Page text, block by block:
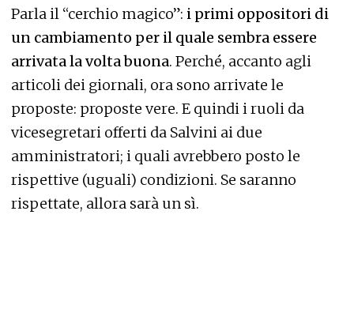
Parla il “cerchio magico”: i primi oppositori di
un cambiamento per il quale sembra essere
arrivata la volta buona. Perché, accanto agli
articoli dei giornali, ora sono arrivate le
proposte: proposte vere. E quindi i ruoli da
vicesegretari offerti da Salvini ai due
amministratori; i quali avrebbero posto le
rispettive (uguali) condizioni. Se saranno
rispettate, allora sarà un sì.